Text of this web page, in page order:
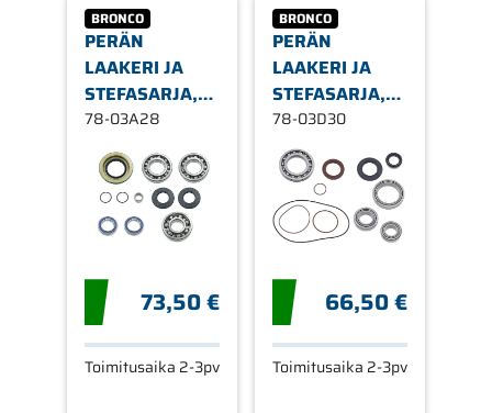
BRONCO
PERÄN
LAAKERI JA
STEFASARJA,
CAN-AM, ETEEN
JA TAAKSE
78-03A28
73,50 €
Toimitusaika 2-3pv
BRONCO
PERÄN
LAAKERI JA
STEFASARJA,
CF MOTO
78-03D30
66,50 €
Toimitusaika 2-3pv